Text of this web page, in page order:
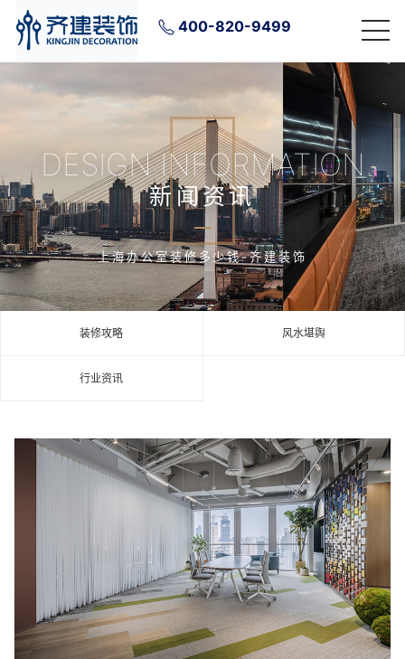
400-820-9499
DESIGN INFORMATION
新闻资讯
上海办公室装修多少钱-齐建装饰
装修攻略 风水堪舆
行业资讯